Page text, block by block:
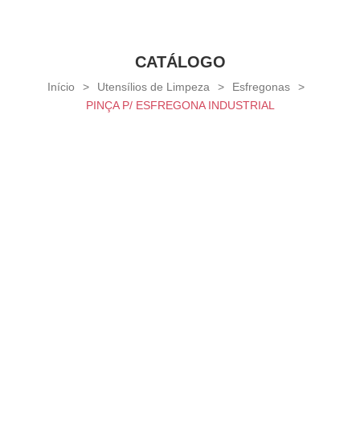
CATÁLOGO
Início > Utensílios de Limpeza > Esfregonas
>
PINÇA P/ ESFREGONA INDUSTRIAL